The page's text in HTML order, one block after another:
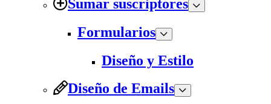
Sumar suscriptores
Formularios
Diseño y Estilo
Diseño de Emails